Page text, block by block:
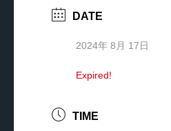
DATE
2024年 8月 17日
Expired!
TIME